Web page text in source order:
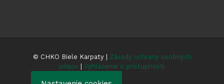
© CHKO Biele Karpaty | Zásady ochrany osobných
údajov| Vyhlásenie o prístupnosti